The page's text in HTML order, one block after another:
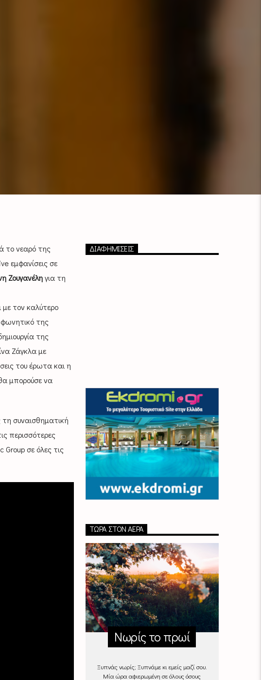
το νεαρό της
εμφανίσεις σε
Ζουγανέληγια τη
με τον καλύτερο
φωνητικό της
της
Ζάγκλα με
του έρωτα και η
μπορούσε να
τη συναισθηματική
περισσότερες
σε όλες τις
ΔΙΑΦΗΜΙΣΕΙΣ
ΤΏΡΑ ΣΤΟΝ ΑΈΡΑ
Νωρίς το πρωί
Ξυπνάς νωρίς; Ξυπνάμε κι εμείς μαζί σου.
Μία ώρα αφιερωμένη σε όλους όσους